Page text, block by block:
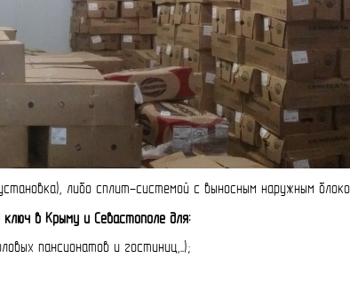
либо сплит-системой с выносным наружным
в Крыму и Севастополе для:
пансионатов и гостиниц,..);